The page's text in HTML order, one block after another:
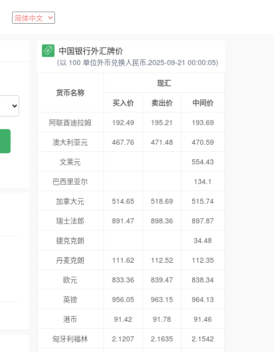
中国银行外汇牌价
(以 100 单位外币兑换人民币,2025-09-21 00:00:05)
货币名称
现汇
买入价
卖出价
中间价
阿联酋迪拉姆
192.49 195.21
193.69
澳大利亚元
467.76 471.48
470.59
文莱元
554.43
巴西里亚尔
134.1
加拿大元
514.65 518.69
515.74
瑞士法郎
891.47 898.36
897.87
捷克克朗
34.48
丹麦克朗
111.62 112.52
112.35
欧元
833.36 839.47
838.34
英镑
956.05 963.15
964.13
港币
91.42 91.78
91.46
匈牙利福林
2.1207 2.1635
2.1542